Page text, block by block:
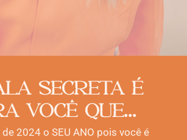
SECRETA É
VOCÊ QUE...
de 2024 o SEU ANO pois você é